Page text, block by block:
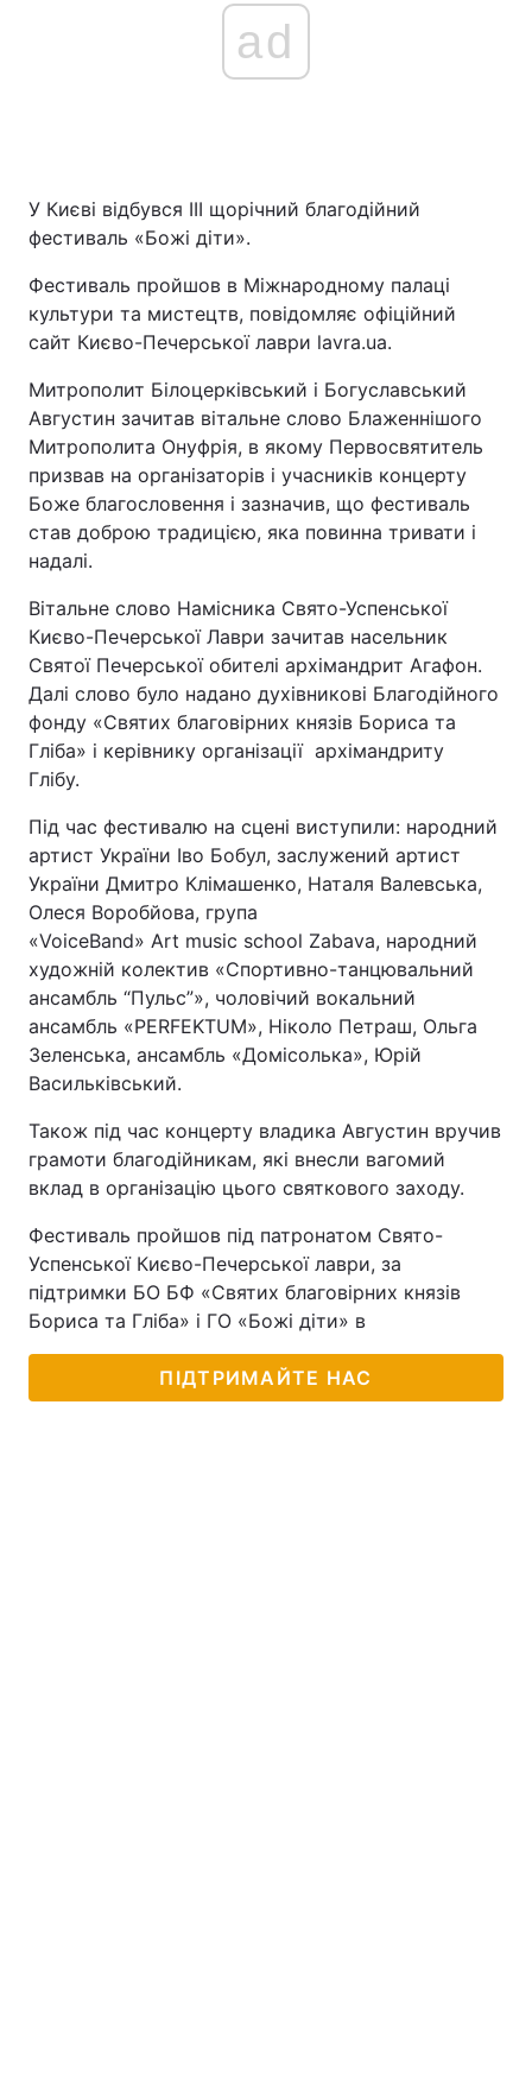
ad
У Києві відбувся ІІІ щорічний благодійний
фестиваль «Божі діти».
Фестиваль пройшов в Міжнародному палаці
культури та мистецтв, повідомляє офіційний
сайт Києво-Печерської лаври lavra.ua.
Митрополит Білоцерківський і Богуславський
Августин зачитав вітальне слово Блаженнішого
Митрополита Онуфрія, в якому Первосвятитель
призвав на організаторів і учасників концерту
Боже благословення і зазначив, що фестиваль
став доброю традицією, яка повинна тривати і
надалі.
Вітальне слово Намісника Свято-Успенської
Києво-Печерської Лаври зачитав насельник
Святої Печерської обителі архімандрит Агафон.
Далі слово було надано духівникові Благодійного
фонду «Святих благовірних князів Бориса та
Гліба» і керівнику організації архімандриту
Глібу.
Під час фестивалю на сцені виступили: народний
артист України Іво Бобул, заслужений артист
України Дмитро Клімашенко, Наталя Валевська,
Олеся Воробйова, група
«VoiceBand» Art music school Zabava, народний
художній колектив «Спортивно-танцювальний
ансамбль “Пульс”», чоловічий вокальний
ансамбль «PERFEKTUM», Ніколо Петраш, Ольга
Зеленська, ансамбль «Домісолька», Юрій
Васильківський.
Також під час концерту владика Августин вручив
грамоти благодійникам, які внесли вагомий
вклад в організацію цього святкового заходу.
Фестиваль пройшов під патронатом Свято-
Успенської Києво-Печерської лаври, за
підтримки БО БФ «Святих благовірних князів
Бориса та Гліба» і ГО «Божі діти» в
ПІДТРИМАЙТЕ НАС